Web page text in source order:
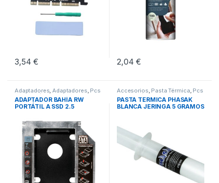
3,54€ 2,04€
Adaptadores,Adaptadores, Pcs
Integración
ADAPTADOR BAHÍA RW
PORTÁTIL A SSD 2.5
Accesorios, Pasta Térmica, Pcs
Integración
PASTA TERMICA PHASAK
BLANCA JERINGA 5 GRAMOS